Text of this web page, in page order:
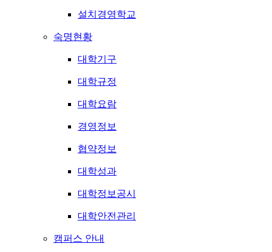
설치경영학교
숙명현황
대학기구
대학규정
대학요람
경영정보
협약정보
대학성과
대학정보공시
대학안전관리
캠퍼스 안내